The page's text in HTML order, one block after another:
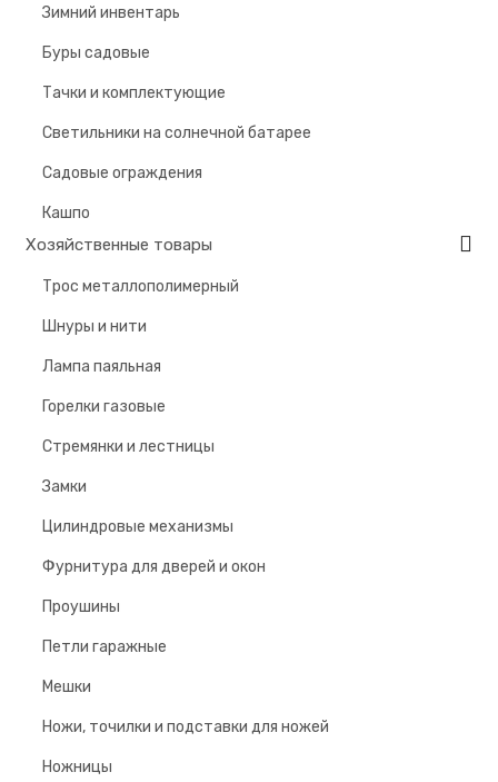
Зимний инвентарь
Буры садовые
Тачки и комплектующие
Светильники на солнечной батарее
Садовые ограждения
Кашпо
Хозяйственные товары
Трос металлополимерный
Шнуры и нити
Лампа паяльная
Горелки газовые
Стремянки и лестницы
Замки
Цилиндровые механизмы
Фурнитура для дверей и окон
Проушины
Петли гаражные
Мешки
Ножи, точилки и подставки для ножей
Ножницы